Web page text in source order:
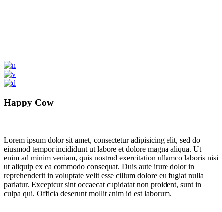
Happy Cow
Lorem ipsum dolor sit amet, consectetur adipisicing elit, sed do
eiusmod tempor incididunt ut labore et dolore magna aliqua. Ut
enim ad minim veniam, quis nostrud exercitation ullamco laboris nisi
ut aliquip ex ea commodo consequat. Duis aute irure dolor in
reprehenderit in voluptate velit esse cillum dolore eu fugiat nulla
pariatur. Excepteur sint occaecat cupidatat non proident, sunt in
culpa qui. Officia deserunt mollit anim id est laborum.